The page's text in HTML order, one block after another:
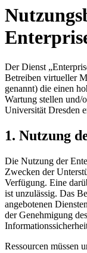
Der Dienst
Betreiben virtueller
genannt) die einen
Wartung stellen und/
Universität Dresden
1. Nutzung
Die Nutzung der
Zwecken der
Verfügung. Eine
ist unzulässig. Das
angebotenen
der Genehmigung
Ressourcen müssen